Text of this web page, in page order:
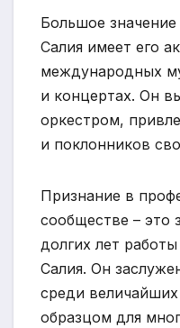
Большое
Салия имеет его
международных
и концертах. Он
оркестром,
и поклонников
Признание в
сообществе – это
долгих лет
Салия. Он
среди
образцом для